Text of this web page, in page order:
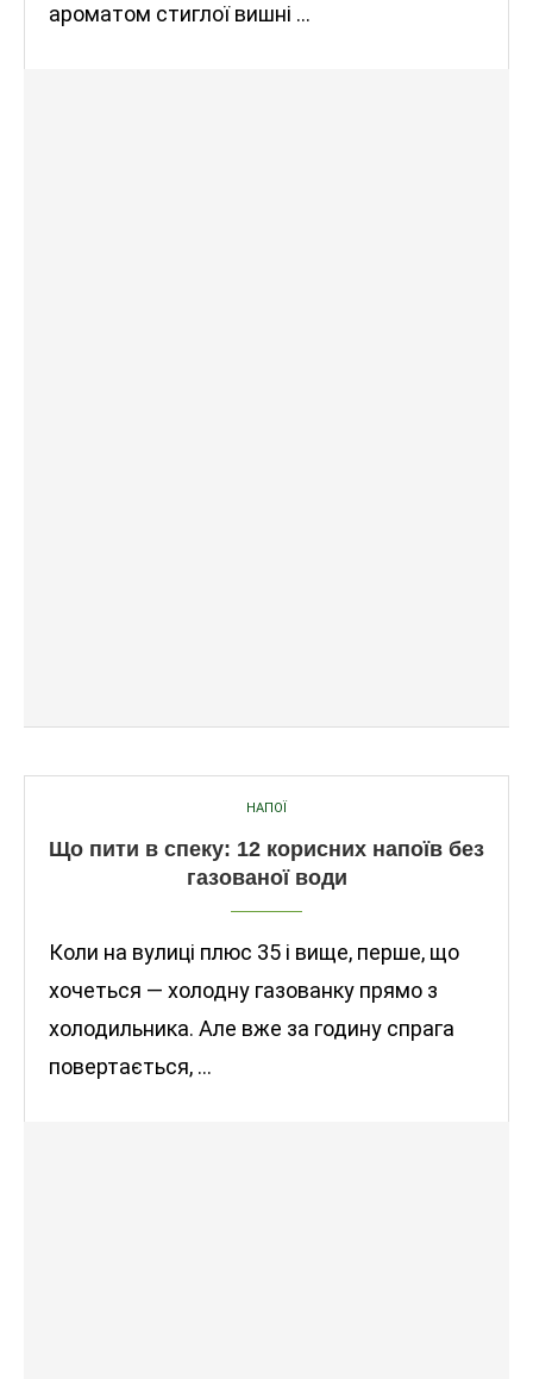
ароматом стиглої вишні …
НАПОЇ
Що пити в спеку: 12 корисних напоїв без
газованої води
Коли на вулиці плюс 35 і вище, перше, що
хочеться — холодну газованку прямо з
холодильника. Але вже за годину спрага
повертається, …